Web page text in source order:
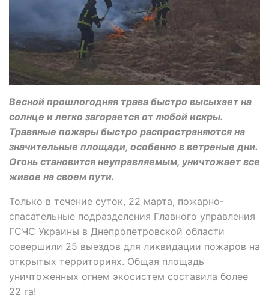
Весной прошлогодняя трава быстро высыхает на
солнце и легко загорается от любой искры.
Травяные пожары быстро распространяются на
значительные площади, особенно в ветреные дни.
Огонь становится неуправляемым, уничтожает все
живое на своем пути.
Только в течение суток, 22 марта, пожарно-
спасательные подразделения Главного управления
ГСЧС Украины в Днепропетровской области
совершили 25 выездов для ликвидации пожаров на
открытых территориях. Общая площадь
уничтоженных огнем экосистем составила более
22 га!